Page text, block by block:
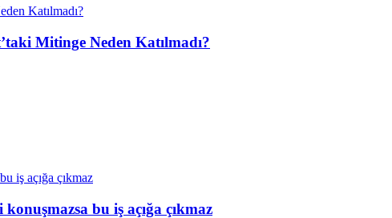
Mitinge Neden Katılmadı?
bu iş açığa çıkmaz